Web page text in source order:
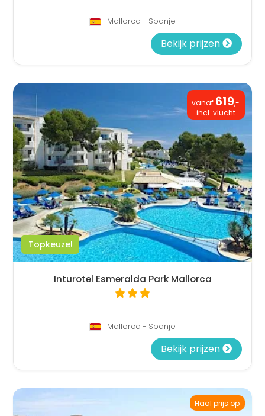
Mallorca - Spanje
Bekijk prijzen
vanaf 619,-
incl. vlucht
Topkeuze!
Inturotel Esmeralda Park Mallorca
Mallorca - Spanje
Bekijk prijzen
Haal prijs op